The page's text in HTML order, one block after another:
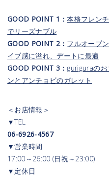
GOOD POINT 1：本格フレン
でリーズナブル
GOOD POINT 2： フルオープ
イブ感に溢れ、デートに最適
GOOD POINT 3： guriguraの
ンとアンチョビのガレット
＜お店情報＞
▼TEL
06-6926-4567
▼営業時間
17:00～26:00 (日祝～23:00)
▼定休日